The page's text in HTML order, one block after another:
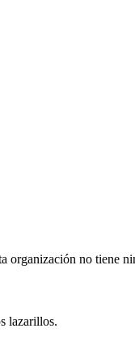
no tiene
lazarillos.